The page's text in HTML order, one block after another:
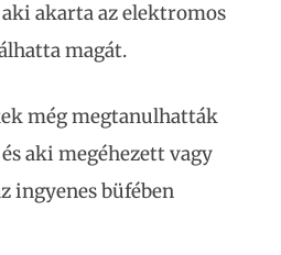
akarta az elektromos
magát.
még megtanulhatták
aki megéhezett vagy
ingyenes büfében